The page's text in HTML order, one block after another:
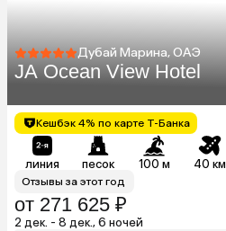
Дубай Марина, ОАЭ
JA Ocean View Hotel
Кешбэк 4% по карте Т-Банка
линия песок 100 м 40 км
Отзывы за этот год
от 271 625 ₽
2 дек. - 8 дек., 6 ночей